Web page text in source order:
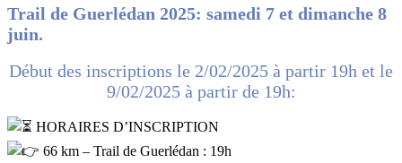
Trail de Guerlédan 2025: samedi 7 et dimanche 8
juin.
Début des inscriptions le 2/02/2025 à partir 19h et le
9/02/2025 à partir de 19h:
HORAIRES D’INSCRIPTION
66 km – Trail de Guerlédan : 19h